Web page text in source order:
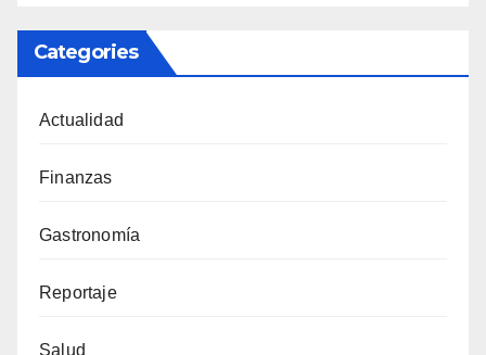
Categories
Actualidad
Finanzas
Gastronomía
Reportaje
Salud